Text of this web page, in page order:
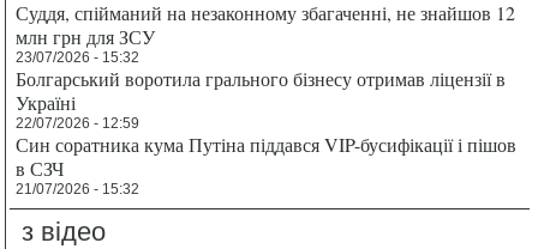
Суддя, спійманий на незаконному збагаченні, не знайшов 12
млн грн для ЗСУ
23/07/2026 - 15:32
Болгарський воротила грального бізнесу отримав ліцензії в
Україні
22/07/2026 - 12:59
Син соратника кума Путіна піддався VIP-бусифікації і пішов
в СЗЧ
21/07/2026 - 15:32
з відео